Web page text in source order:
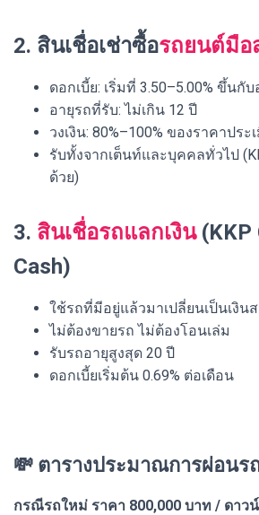
2. สินเชื่อเช่าซื้อรถยนต์มือ
ดอกเบี้ย: เริ่มที่ 3.50–5.00% ขึ้นกั
อายุรถที่รับ: ไม่เกิน 12 ปี
วงเงิน: 80%–100% ของราคาประ
รับทั้งจากเต็นท์และบุคคลทั่วไป
ด้วย)
3. สินเชื่อรถแลกเงิน(KKP
Cash)
ใช้รถที่มีอยู่แล้วมาเปลี่ยนเป็นเงิน
ไม่ต้องขายรถ ไม่ต้องโอนเล่ม
รับรถอายุสูงสุด 20 ปี
ดอกเบี้ยเริ่มต้น 0.69% ต่อเดือน
💸 ตารางประมาณการผ่อนร
กรณีรถใหม่ ราคา 800,000 บาท / ดาวน์